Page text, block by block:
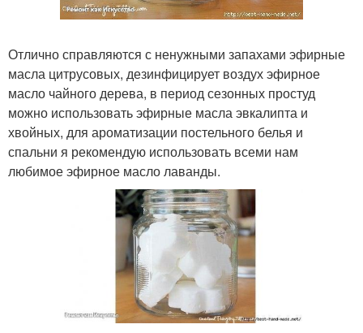
Отлично справляются с ненужными запахами эфирные
масла цитрусовых, дезинфицирует воздух эфирное
масло чайного дерева, в период сезонных простуд
можно использовать эфирные масла эвкалипта и
хвойных, для ароматизации постельного белья и
спальни я рекомендую использовать всеми нам
любимое эфирное масло лаванды.